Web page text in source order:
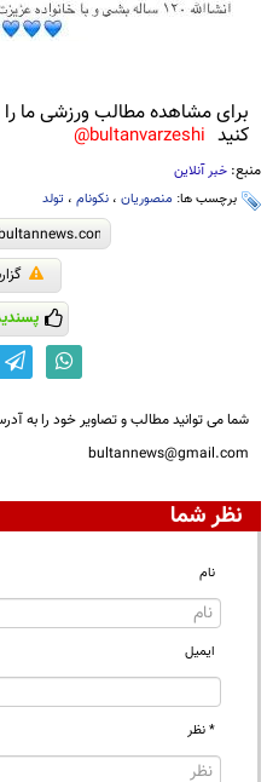
برای مشاهده مطالب ورزشی ما را
کنید bultanvarzeshi@
منبع: خبر آنلاین
برچسب ها: منصوریان ، نکونام ، تولد
شما می توانید مطالب و تصاویر خود را به
bultannews@gmail.com
نظر شما
نام
ایمیل
* نظر